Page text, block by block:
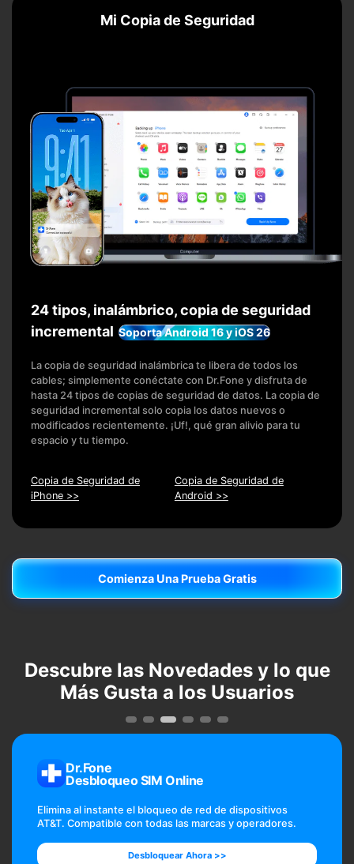
󠀰24 tipos, inalámbrico, copia de seguridad
incremental Soporta Android 16 y iOS 26
La copia de seguridad inalámbrica te libera de todos los
cables; simplemente conéctate con Dr.Fone y disfruta de
hasta 24 tipos de copias de seguridad de datos.󠀲󠀢󠀤󠀡 La copia de
seguridad incremental solo copia los datos nuevos o
modificados recientemente.󠀲󠀢󠀤󠀢 ¡Uf!, qué gran alivio para tu
espacio y tu tiempo.
Copia de Seguridad de
iPhone >>
Copia de Seguridad de
Android >>
Mi Copia de Seguridad
Comienza Una Prueba Gratis
Comienza Una Prueba Gratis
Descubre las Novedades y lo que
Más Gusta a los Usuarios
Dr.Fone
Desbloqueo SIM Online
Elimina al instante el bloqueo de red de dispositivos
AT&T. Compatible con todas las marcas y operadores.
Desbloquear Ahora >>